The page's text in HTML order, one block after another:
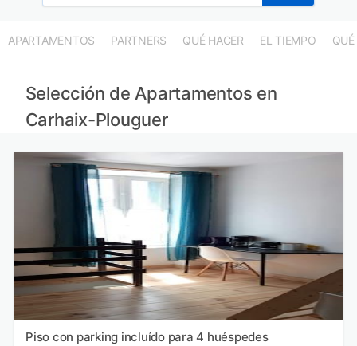
APARTAMENTOS PARTNERS QUÉ HACER EL TIEMPO QUÉ
Selección de Apartamentos en
Carhaix-Plouguer
Piso con parking incluído para 4 huéspedes